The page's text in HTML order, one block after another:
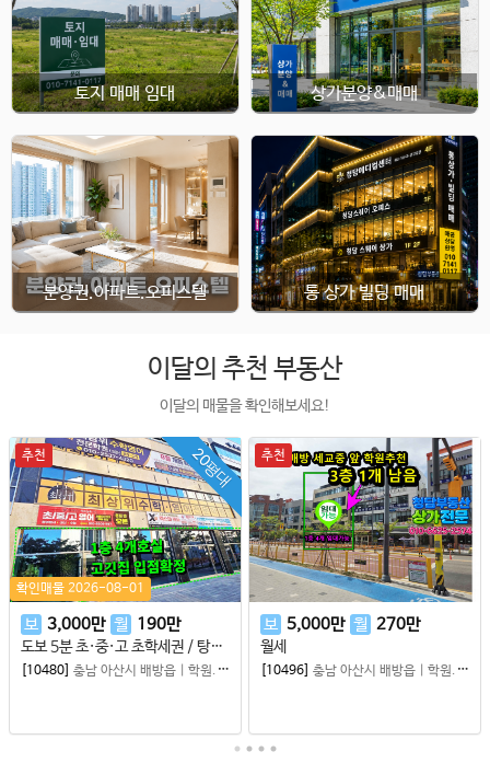
토지 매매 임대 상가분양&매매
분양권.아파트.오피스텔 통 상가 빌딩 매매
이달의 추천 부동산
이달의 매물을 확인해보세요!
20평대
추천
확인매물 2026-08-01
보 3,000만 월 190만
도보 5분 초·중·고 초학세권 / 탕정4공구 아파트 앞 / 전 연령 학원수요 탄탄
[10480] 충남 아산시 배방읍 학원.병원.사무실 등
추천
보 5,000만 월 270만
월세
[10496] 충남 아산시 배방읍 학원.병원.사무실 등